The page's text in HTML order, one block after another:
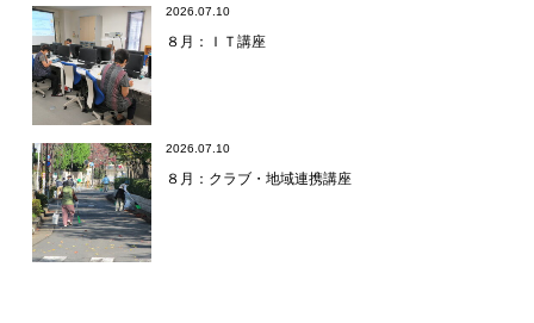
2026.07.10
８月：ＩＴ講座
2026.07.10
８月：クラブ・地域連携講座